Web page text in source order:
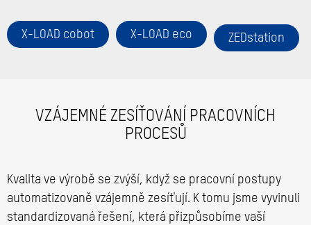
X-LOAD cobot X-LOAD eco ZEDstation
VZÁJEMNÉ ZESÍŤOVÁNÍ PRACOVNÍCH
PROCESŮ
Kvalita ve výrobě se zvýší, když se pracovní postupy
automatizovaně vzájemně zesíťují. K tomu jsme vyvinuli
standardizovaná řešení, která přizpůsobíme vaší